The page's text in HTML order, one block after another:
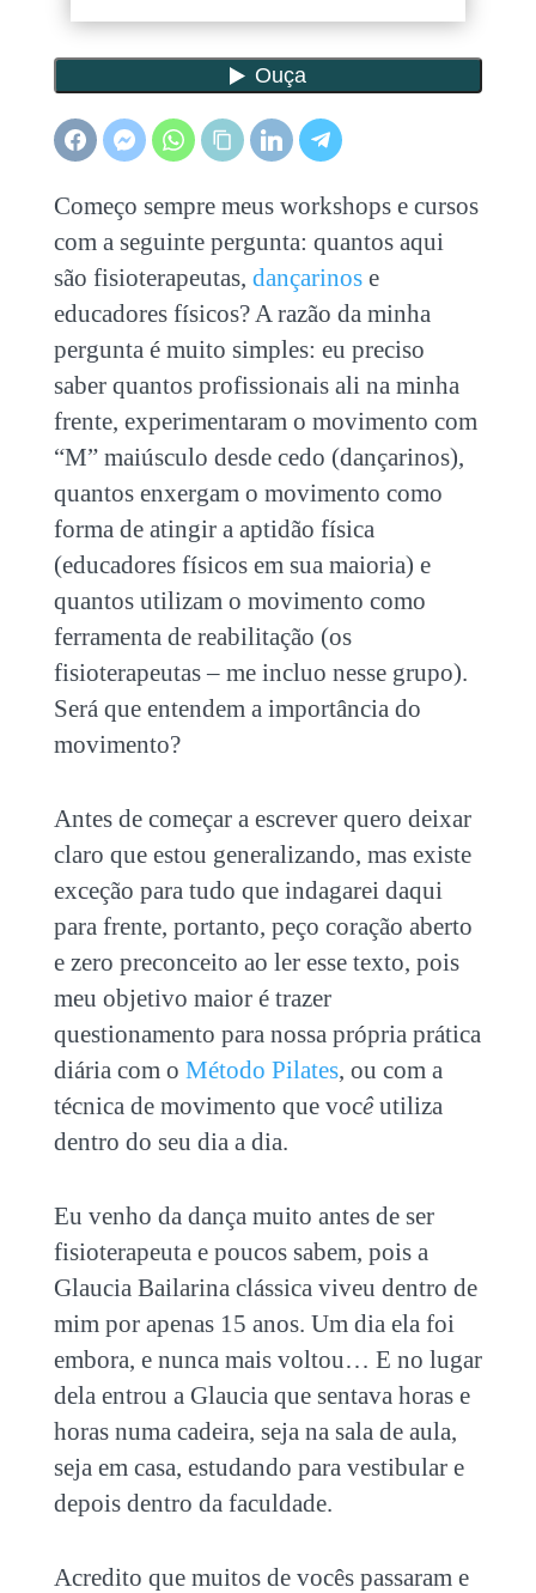
Começo sempre meus workshops e cursos
com a seguinte pergunta: quantos aqui
são fisioterapeutas, dançarinose
educadores físicos? A razão da minha
pergunta é muito simples: eu preciso
saber quantos profissionais ali na minha
frente, experimentaram o movimento com
“M” maiúsculo desde cedo (dançarinos),
quantos enxergam o movimento como
forma de atingir a aptidão física
(educadores físicos em sua maioria) e
quantos utilizam o movimento como
ferramenta de reabilitação (os
fisioterapeutas – me incluo nesse grupo).
Será que entendem a importância do
movimento?
Antes de começar a escrever quero deixar
claro que estou generalizando, mas existe
exceção para tudo que indagarei daqui
para frente, portanto, peço coração aberto
e zero preconceito ao ler esse texto, pois
meu objetivo maior é trazer
questionamento para nossa própria prática
diária com o Método Pilates, ou com a
técnica de movimento que vocêutiliza
dentro do seu dia a dia.
Eu venho da dança muito antes de ser
fisioterapeuta e poucos sabem, pois a
Glaucia Bailarina clássica viveu dentro de
mim por apenas 15 anos. Um dia ela foi
embora, e nunca mais voltou… E no lugar
dela entrou a Glaucia que sentava horas e
horas numa cadeira, seja na sala de aula,
seja em casa, estudando para vestibular e
depois dentro da faculdade.
Acredito que muitos de vocês passaram e